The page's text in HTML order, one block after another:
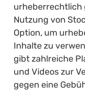
urheberrechtlich
Nutzung von
Option, um
Inhalte zu
gibt zahlreiche
und Videos zur
gegen eine